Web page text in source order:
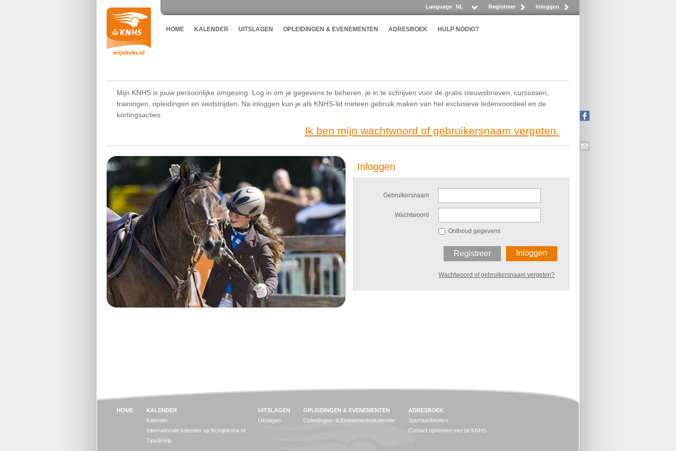
Registreer Inloggen
Language NL
HOME KALENDER UITSLAGEN OPLEIDINGEN & EVENEMENTEN ADRESBOEK HULP NODIG?
Mijn KNHS is jouw persoonlijke omgeving. Log in om je gegevens te beheren, je in te schrijven voor de gratis nieuwsbrieven, cursussen,
trainingen, opleidingen en wedstrijden. Na inloggen kun je als KNHS-lid meteen gebruik maken van het exclusieve ledenvoordeel en de
kortingsacties.
Ik ben mijn wachtwoord of gebruikersnaam vergeten.
Inloggen
Gebruikersnaam
Wachtwoord
Onthoud gegevens
Inloggen
Registreer
Wachtwoord of gebruikersnaam vergeten?
HOME
KALENDER
Kalender
Internationale kalender op fei.mijnknhs.nl
Tips&Help
UITSLAGEN
Uitslagen
OPLEIDINGEN & EVENEMENTEN
Opleidingen- & Evenementenkalender
ADRESBOEK
Sportaanbieders
Contact opnemen met de KNHS